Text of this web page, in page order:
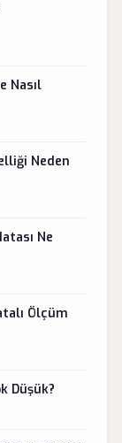
Nasıl
Neden
Ne
Ölçüm
Düşük?